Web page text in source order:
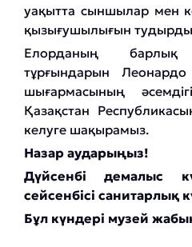
уақытта сыншылар мен
қызығушылығын
Елорданың
тұрғындарын
шығармасының
Қазақстан
келуге шақырамыз.
Назар аударыңыз!
Дүйсенбі демалыс
сейсенбісі санитарлық
Бұл күндері музей